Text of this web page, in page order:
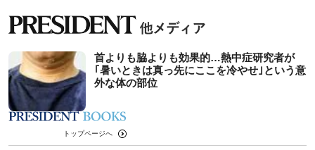
首よりも脇よりも効果的…熱中症研究者が
｢暑いときは真っ先にここを冷やせ｣という意
外な体の部位
トップページへ